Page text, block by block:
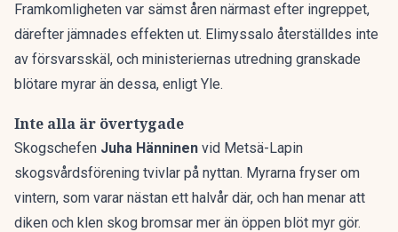
Framkomligheten var sämst åren närmast efter ingreppet,
därefter jämnades effekten ut. Elimyssalo återställdes inte
av försvarsskäl, och ministeriernas utredning granskade
blötare myrar än dessa, enligt Yle.
Inte alla är övertygade
Skogschefen Juha Hänninen vid Metsä-Lapin
skogsvårdsförening tvivlar på nyttan. Myrarna fryser om
vintern, som varar nästan ett halvår där, och han menar att
diken och klen skog bromsar mer än öppen blöt myr gör.